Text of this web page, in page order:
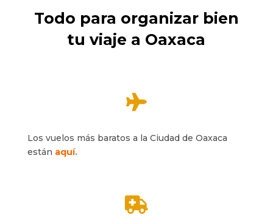
Todo para organizar bien
tu viaje a Oaxaca

Los vuelos más baratos a la Ciudad de Oaxaca
están aquí.
